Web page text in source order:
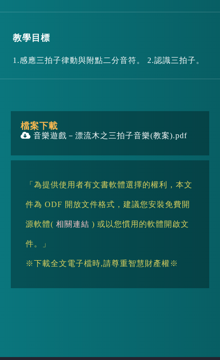
教學目標
1.感應三拍子律動與附點二分音符。 2.認識三拍子。
檔案下載
音樂遊戲－漂流木之三拍子音樂(教案).pdf
「為提供使用者有文書軟體選擇的權利，本文
件為 ODF 開放文件格式，建議您安裝免費開
源軟體(相關連結 ) 或以您慣用的軟體開啟文
件。」
※下載全文電子檔時,請尊重智慧財產權※